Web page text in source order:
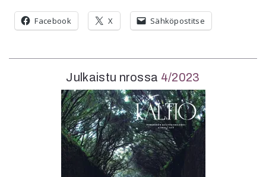
Julkaistu nrossa 4/2023
Facebook X Sähköpostitse